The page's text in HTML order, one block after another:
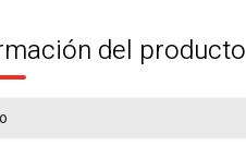
del producto